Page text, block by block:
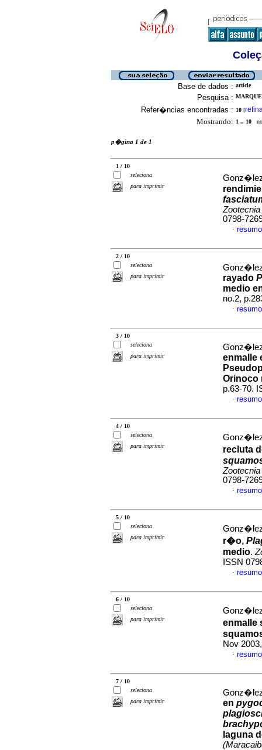
Base de dados : article
Pesquisa :
Refer�ncias encontradas : 10 [
Mostrando: 1 .. 10
p�gina 1 de 1
1 / 10
seleciona
para imprimir
Zootecnia
0798-
·
2 / 10
seleciona
para imprimir
rayado
medio
no.2,
·
3 / 10
seleciona
para imprimir
enmalle
Orinoco
p.63-70.
·
4 / 10
seleciona
para imprimir
recluta
Zootecnia
0798-
·
5 / 10
seleciona
para imprimir
r�o,
medio.
ISSN
·
6 / 10
seleciona
para imprimir
enmalle
Nov
·
7 / 10
seleciona
para imprimir
en
laguna